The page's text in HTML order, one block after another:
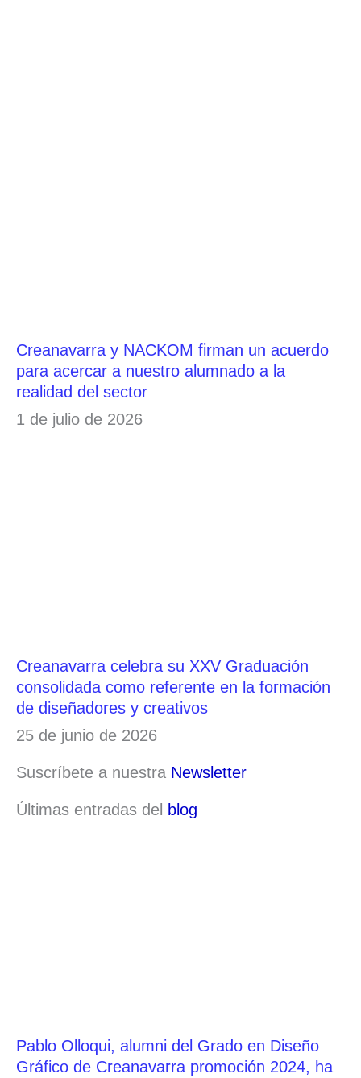
Creanavarra y NACKOM firman un acuerdo
para acercar a nuestro alumnado a la
realidad del sector
1 de julio de 2026
Creanavarra celebra su XXV Graduación
consolidada como referente en la formación
de diseñadores y creativos
25 de junio de 2026
Suscríbete a nuestra Newsletter
Últimas entradas del blog
Pablo Olloqui, alumni del Grado en Diseño
Gráfico de Creanavarra promoción 2024, ha